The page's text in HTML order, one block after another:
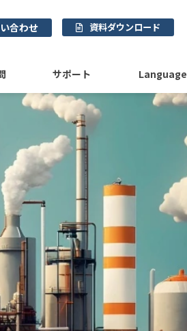
合わせ 資料ダウンロード
サポート Language